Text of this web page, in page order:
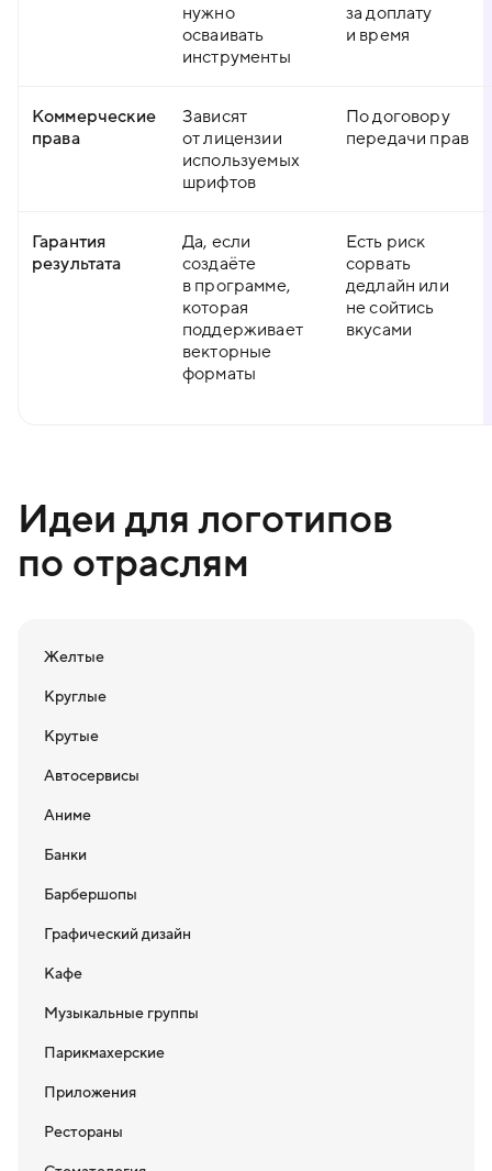
нужно
осваивать
инструменты
за доплату
и время
Коммерческие
права
Зависят
от лицензии
используемых
шрифтов
По договору
передачи прав
Гарантия
результата
Да, если
создаёте
в программе,
которая
поддерживает
векторные
форматы
Есть риск
сорвать
дедлайн или
не сойтись
вкусами
Идеи для логотипов
по отраслям
Желтые
Круглые
Крутые
Автосервисы
Аниме
Банки
Барбершопы
Графический дизайн
Кафе
Музыкальные группы
Парикмахерские
Приложения
Рестораны